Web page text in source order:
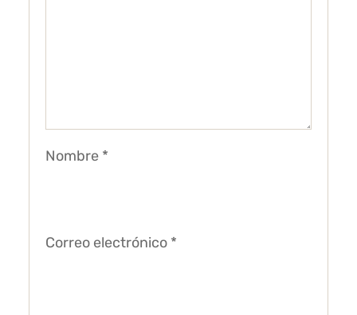
Nombre *
Correo electrónico *